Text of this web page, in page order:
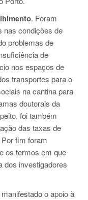
. Foram
nas condições de
problemas de
de
nos espaços de
transportes para o
na cantina para
doutorais da
foi também
das taxas de
fim foram
os termos em que
dos investigadores
manifestado o apoio à